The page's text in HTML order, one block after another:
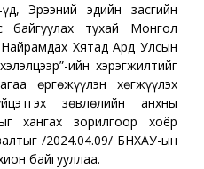
Эрээний эдийн засгийн
байгуулах тухай Монгол
Хятад Ард Улсын
ийн хэрэгжилтийг
өргөжүүлэн хөгжүүлэх
зөвлөлийн анхны
хангах зорилгоор хоёр
/2024.04.09/ БНХАУ-ын
байгууллаа.